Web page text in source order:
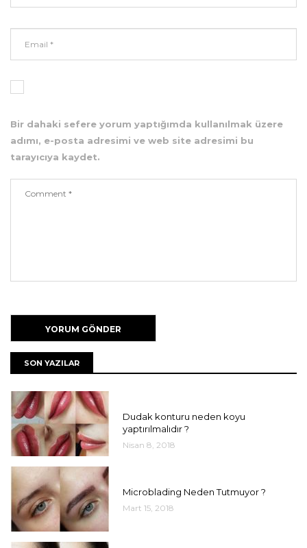
Bir dahaki sefere yorum yaptığımda kullanılmak üzere
adımı, e-posta adresimi ve web site adresimi bu
tarayıcıya kaydet.
SON YAZILAR
Dudak konturu neden koyu
yaptırılmalıdır ?
Nisan 8, 2018
Microblading Neden Tutmuyor ?
Mart 15, 2018